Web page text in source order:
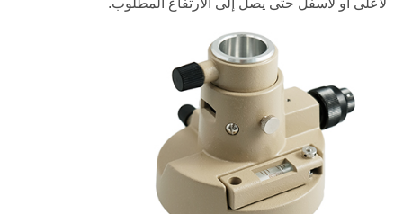
لأعلى أو لأسفل حتى يصل إلى الارتفاع المطلوب.